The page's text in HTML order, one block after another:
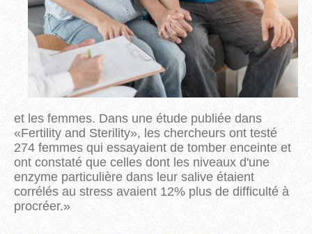
et les femmes. Dans une étude publiée dans
«Fertility and Sterility», les chercheurs ont testé
274 femmes qui essayaient de tomber enceinte et
ont constaté que celles dont les niveaux d'une
enzyme particulière dans leur salive étaient
corrélés au stress avaient 12% plus de difficulté à
procréer.»